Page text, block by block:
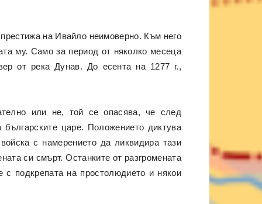
на Ивайло неимоверно. Към него
му. Само за период от няколко месеца
от река Дунав. До есента на 1277 г.,
или не, той се опасява, че след
царе. Положението диктува
с намерението да ликвидира тази
си смърт. Останките от разгромената
подкрепата на простолюдието и някои